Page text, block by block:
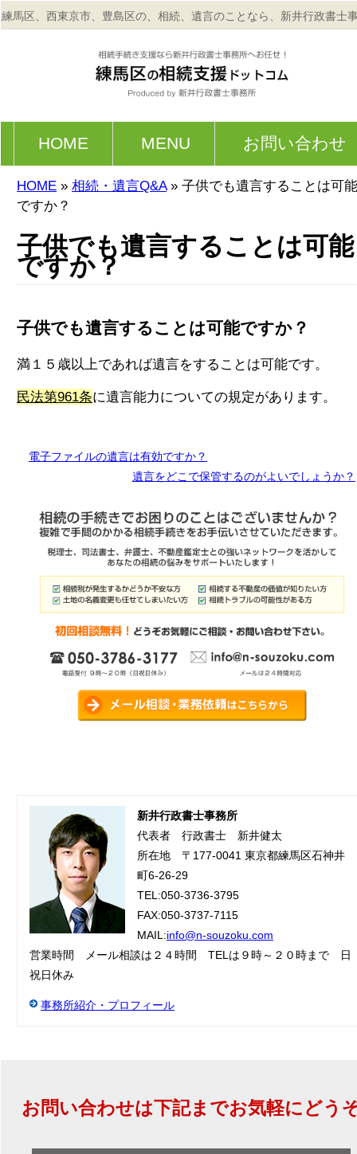
練馬区、西東京市、豊島区の、相続、遺言のことなら、新井行政書士
HOME MENU お問い合わせ
HOME » 相続・遺言Q&A» 子供でも遺言することは可能
ですか？
子供でも遺言することは可能
ですか？
子供でも遺言することは可能ですか？
満１５歳以上であれば遺言をすることは可能です。
民法第961条に遺言能力についての規定があります。
電子ファイルの遺言は有効ですか？
遺言をどこで保管するのがよいでしょうか？
新井行政書士事務所
代表者 行政書士 新井健太
所在地 〒177-0041 東京都練馬区石神井
町6-26-29
TEL:050-3736-3795
FAX:050-3737-7115
MAIL:info@n-souzoku.com
営業時間 メール相談は２４時間 TELは９時～２０時まで 日
祝日休み
事務所紹介・プロフィール
お問い合わせは下記までお気軽にどう